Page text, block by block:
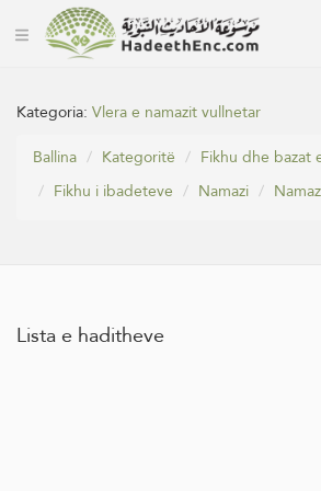
Kategoria:Vlera e namazit vullnetar
Ballina
Kategoritë
Fikhu dhe bazat
Fikhu i ibadeteve
Namazi
Lista e haditheve